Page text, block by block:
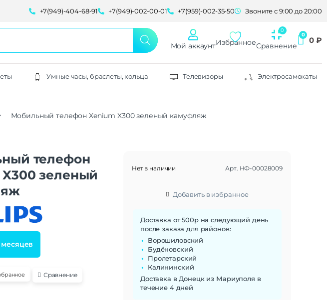
+7(949)-404-68-91 +7(949)-002-00-01 +7(959)-002-35-50 Звоните с 9:00 до 20:00
Мой аккаунтИзбранноеСравнение
0 ₽
Умные часы, браслеты, кольца Телевизоры Электросамокаты
Мобильный телефон Xenium X300 зеленый камуфляж
телефон
зеленый
месяцев
Сравнение
Нет в наличии Арт. НФ-00028009
Добавить в избранное
Доставка от 500р на следующий день
после заказа для районов:
Ворошиловский
Будёновский
Пролетарский
Калининский
Доставка в Донецк из Мариуполя в
течение 4 дней